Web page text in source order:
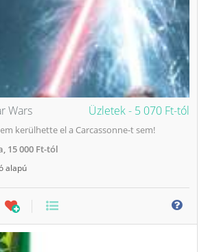
Üzletek - 5 070 Ft-tól
Wars
kerülhette el a Carcassonne-t sem!
15 000 Ft-tól
alapú